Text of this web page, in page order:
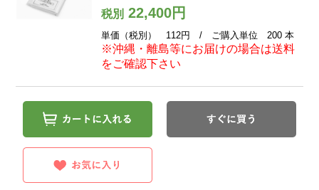
税別22,400円
単価（税別） 112円 / ご購入単位 200 本
※沖縄・離島等にお届けの場合は送料
をご確認下さい